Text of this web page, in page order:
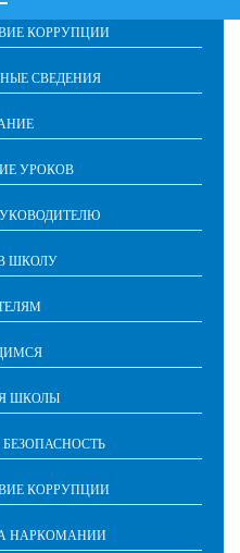
КОРРУПЦИИ
СВЕДЕНИЯ
УРОКОВ
ШКОЛУ
ШКОЛЫ
КОРРУПЦИИ
НАРКОМАНИИ